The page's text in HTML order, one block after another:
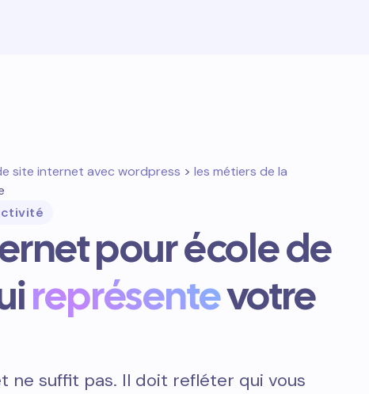
site internet avec wordpress > les métiers de la
pour école de
représentevotre
ne suffit pas. Il doit refléter qui vous